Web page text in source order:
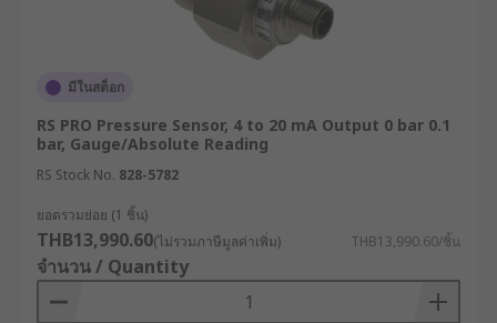
แวดล้อมที่มีสัญญาณรบกวนสูง
MEMS (Micro Electro Mechanical System)
เซ็นเซอร์วัดแรงดันเทคโนโลยีใหม่ล่าสุด
ไมโคร
ประเภทของเซ็นเซอร์วัดแรง
ดัน
นอกจากการแบ่ง Pressure Sensor ตามหลักการ
ทำงานแล้ว เรายังสามารถแบ่งประเภทของเซ็นเซอร์วัด
มีในสต็อก
RS PRO Pressure Sensor, 4 to 20 mA Output 0 bar 0.1
bar, Gauge/Absolute Reading
RS Stock No. 828-5782
ยอดรวมย่อย (1 ชิ้น)
THB13,990.60(ไม่รวมภาษีมูลค่าเพิ่ม) THB13,990.60/ชิ้น
จำนวน / Quantity